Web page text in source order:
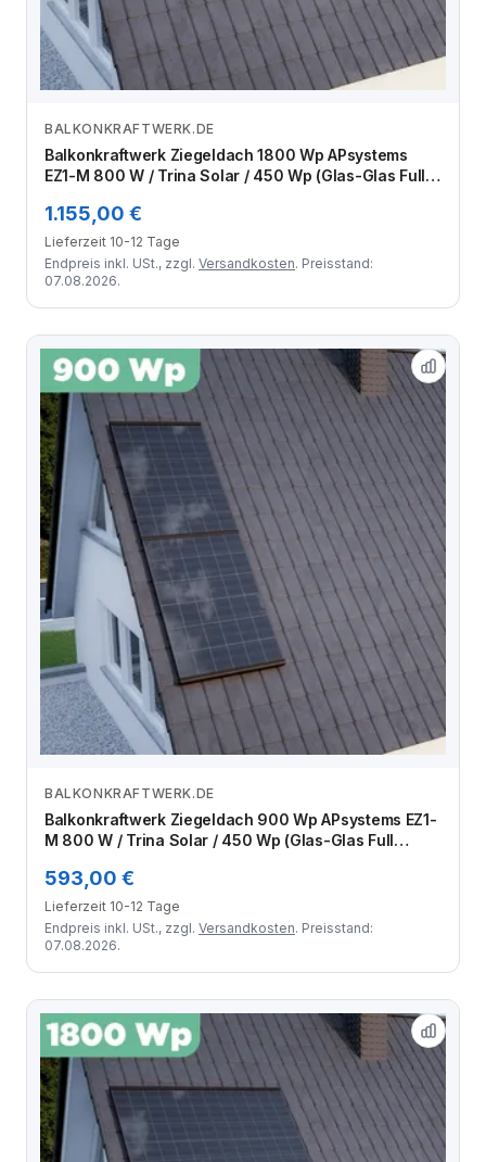
Zum Angebot
BALKONKRAFTWERK.DE
Balkonkraftwerk Ziegeldach 1800 Wp APsystems
EZ1-M 800 W / Trina Solar / 450 Wp (Glas-Glas Full
Module
1.155,00 €
Lieferzeit 10-12 Tage
Endpreis inkl. USt., zzgl. Versandkosten. Preisstand:
07.08.2026.
Zum Angebot
BALKONKRAFTWERK.DE
Balkonkraftwerk Ziegeldach 900 Wp APsystems EZ1-
M 800 W / Trina Solar / 450 Wp (Glas-Glas Full
2 Module
593,00 €
Lieferzeit 10-12 Tage
Endpreis inkl. USt., zzgl. Versandkosten. Preisstand:
07.08.2026.